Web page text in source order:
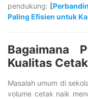
pendukung: [
Paling Efisien untuk
Bagaimana
Kualitas
Masalah umum di
volume cetak naik